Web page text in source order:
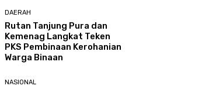
DAERAH
Rutan Tanjung Pura dan
Kemenag Langkat Teken
PKS Pembinaan Kerohanian
Warga Binaan
NASIONAL